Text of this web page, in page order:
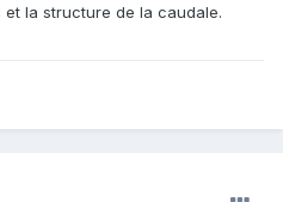
la structure de la caudale.